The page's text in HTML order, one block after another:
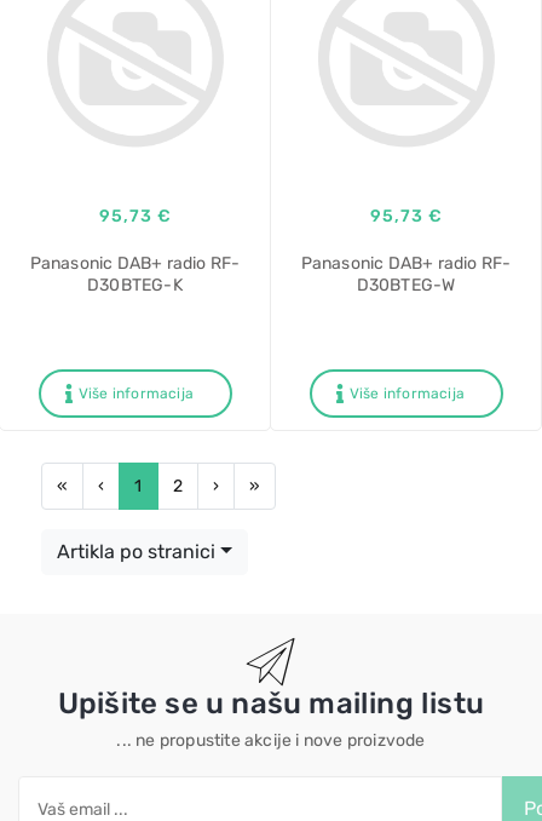
95,73 €
Panasonic DAB+ radio RF-
D30BTEG-K
Više informacija
95,73 €
Panasonic DAB+ radio RF-
D30BTEG-W
Više informacija
« First‹Previous
1 2 ›Next»
Artikla po stranici
Upišite se u našu mailing listu
... ne propustite akcije i nove proizvode